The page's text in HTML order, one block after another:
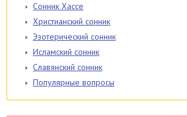
Сонник Хассе
Христианский сонник
Эзотерический сонник
Исламский сонник
Славянский сонник
Популярные вопросы